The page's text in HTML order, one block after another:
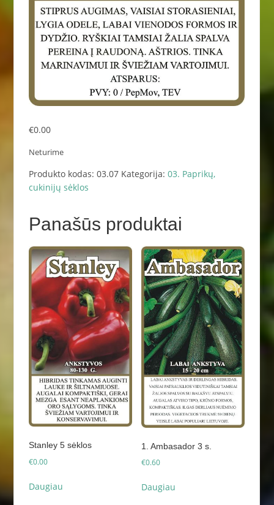
€0.00
Neturime
Produkto kodas: 03.07 Kategorija: 03. Paprikų,
cukinijų sėklos
Panašūs produktai
Stanley 5 sėklos
€0.00
Daugiau
1. Ambasador 3 s.
€0.60
Daugiau